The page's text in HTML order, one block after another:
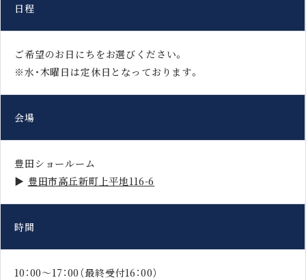
日程
ご希望のお日にちをお選びください。
※水・木曜日は定休日となっております。
会場
豊田ショールーム
▶ 豊田市高丘新町上平地116-6
時間
10：00～17：00（最終受付16：00）